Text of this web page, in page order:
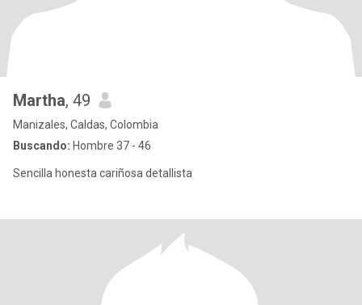
Martha, 49
Manizales, Caldas, Colombia
Buscando: Hombre 37 - 46
Sencilla honesta cariñosa detallista